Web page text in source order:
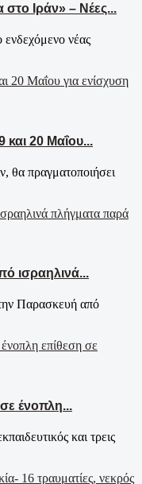
Ιράν» – Νέες...
νέας
και 20 Μαΐου...
θα πραγματοποιήσει
ισραηλινά...
Παρασκευή από
σε ένοπλη...
και τρεις